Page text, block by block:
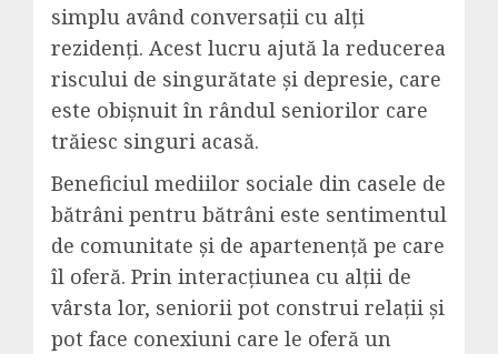
simplu având conversații cu alți
rezidenți. Acest lucru ajută la reducerea
riscului de singurătate și depresie, care
este obișnuit în rândul seniorilor care
trăiesc singuri acasă.
Beneficiul mediilor sociale din casele de
bătrâni pentru bătrâni este sentimentul
de comunitate și de apartenență pe care
îl oferă. Prin interacțiunea cu alții de
vârsta lor, seniorii pot construi relații și
pot face conexiuni care le oferă un